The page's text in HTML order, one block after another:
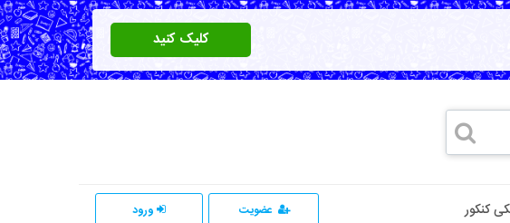
کلیک کنید
کنکور عضویت ورود